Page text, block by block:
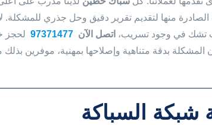
الصادرة منها لتقديم تقرير دقيق وحل جذري
تشك في وجود تسريب، اتصل الآن 97371477 لحجز
بدقة متناهية وإصلاحها بمهنية، موفرين
شبكة السباكة